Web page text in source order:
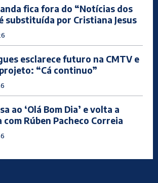
fica fora do “Notícias dos
substituída por Cristiana Jesus
esclarece futuro na CMTV e
“Cá continuo”
ao ‘Olá Bom Dia’ e volta a
Rúben Pacheco Correia